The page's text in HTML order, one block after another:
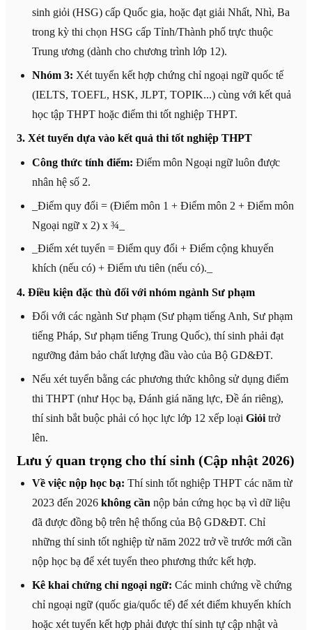
sinh giỏi (HSG) cấp Quốc gia, hoặc đạt giải Nhất, Nhì, Ba
trong kỳ thi chọn HSG cấp Tỉnh/Thành phố trực thuộc
Trung ương (dành cho chương trình lớp 12).
Nhóm 3: Xét tuyển kết hợp chứng chỉ ngoại ngữ quốc tế
(IELTS, TOEFL, HSK, JLPT, TOPIK...) cùng với kết quả
học tập THPT hoặc điểm thi tốt nghiệp THPT.
3. Xét tuyển dựa vào kết quả thi tốt nghiệp THPT
Công thức tính điểm: Điểm môn Ngoại ngữ luôn được
nhân hệ số 2.
_Điểm quy đổi = (Điểm môn 1 + Điểm môn 2 + Điểm môn
Ngoại ngữ x 2) x ¾_
_Điểm xét tuyển = Điểm quy đổi + Điểm cộng khuyến
khích (nếu có) + Điểm ưu tiên (nếu có)._
4. Điều kiện đặc thù đối với nhóm ngành Sư phạm
Đối với các ngành Sư phạm (Sư phạm tiếng Anh, Sư phạm
tiếng Pháp, Sư phạm tiếng Trung Quốc), thí sinh phải đạt
ngưỡng đảm bảo chất lượng đầu vào của Bộ GD&ĐT.
Nếu xét tuyển bằng các phương thức không sử dụng điểm
thi THPT (như Học bạ, Đánh giá năng lực, Đề án riêng),
thí sinh bắt buộc phải có học lực lớp 12 xếp loại Giỏitrở
lên.
Lưu ý quan trọng cho thí sinh (Cập nhật 2026)
Về việc nộp học bạ: Thí sinh tốt nghiệp THPT các năm từ
2023 đến 2026 không cần nộp bản cứng học bạ vì dữ liệu
đã được đồng bộ trên hệ thống của Bộ GD&ĐT. Chỉ
những thí sinh tốt nghiệp từ năm 2022 trở về trước mới cần
nộp học bạ để xét tuyển theo phương thức kết hợp.
Kê khai chứng chỉ ngoại ngữ: Các minh chứng về chứng
chỉ ngoại ngữ (quốc gia/quốc tế) để xét điểm khuyến khích
hoặc xét tuyển kết hợp phải được thí sinh tự cập nhật và